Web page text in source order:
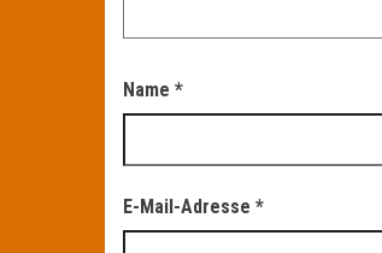
Name *
E-Mail-Adresse *